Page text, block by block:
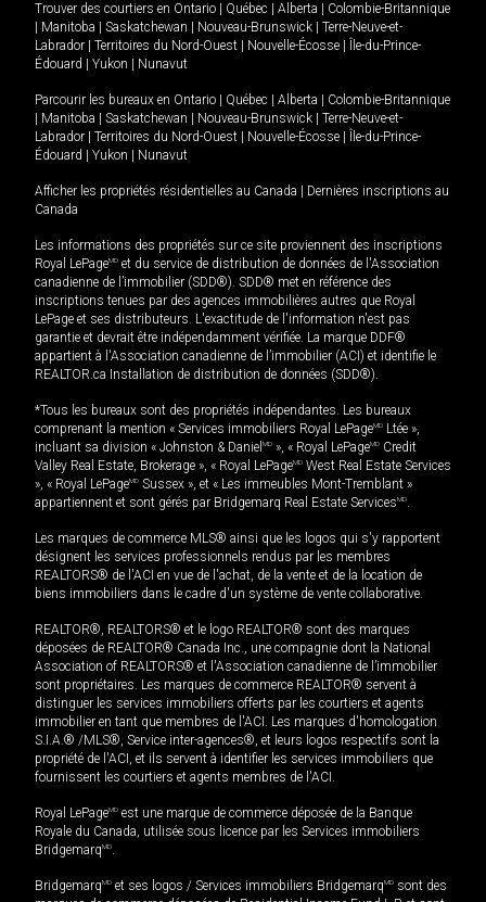
Trouver des courtiers en Ontario Québec Alberta
Colombie-Britannique
Manitoba Saskatchewan Nouveau-Brunswick
Terre-Neuve-et-
Labrador
Territoires du Nord-Ouest Nouvelle-Écosse
Île-du-Prince-
Édouard
Yukon Nunavut
Parcourir les bureaux en Ontario Québec Alberta
Colombie-Britannique
Manitoba Saskatchewan Nouveau-Brunswick
Terre-Neuve-et-
Labrador
Territoires du Nord-Ouest Nouvelle-Écosse
Île-du-Prince-
Édouard
Yukon Nunavut
Afficher les propriétés résidentielles au Canada
Dernières inscriptions au
Canada
Les informations des propriétés sur ce site proviennent des inscriptions
Royal LePageMD et du service de distribution de données de l'Association
canadienne de l’immobilier (SDD®). SDD® met en référence des
inscriptions tenues par des agences immobilières autres que Royal
LePage et ses distributeurs. L'exactitude de l'information n'est pas
garantie et devrait être indépendamment vérifiée. La marque DDF®
appartient à l'Association canadienne de l’immobilier (ACI) et identifie le
REALTOR.ca Installation de distribution de données (SDD®).
*Tous les bureaux sont des propriétés indépendantes. Les bureaux
comprenant la mention « Services immobiliers Royal LePageMD Ltée »,
incluant sa division « Johnston & Daniel MD », « Royal LePageMD Credit
Valley Real Estate, Brokerage », « Royal LePageMD West Real Estate Services
», « Royal LePageMD Sussex », et « Les immeubles Mont-Tremblant »
appartiennent et sont gérés par Bridgemarq Real Estate ServicesMD.
Les marques de commerce MLS® ainsi que les logos qui s'y rapportent
désignent les services professionnels rendus par les membres
REALTORS® de l'ACI en vue de l'achat, de la vente et de la location de
biens immobiliers dans le cadre d'un système de vente collaborative.
REALTOR®, REALTORS® et le logo REALTOR® sont des marques
déposées de REALTOR® Canada Inc., une compagnie dont la National
Association of REALTORS® et l'Association canadienne de l’immobilier
sont propriétaires. Les marques de commerce REALTOR® servent à
distinguer les services immobiliers offerts par les courtiers et agents
immobilier en tant que membres de l'ACI. Les marques d'homologation
S.I.A.® /MLS®, Service inter-agences®, et leurs logos respectifs sont la
propriété de l'ACI, et ils servent à identifier les services immobiliers que
fournissent les courtiers et agents membres de l'ACI.
Royal LePageMD est une marque de commerce déposée de la Banque
Royale du Canada, utilisée sous licence par les Services immobiliers
BridgemarqMD.
BridgemarqMD et ses logos / Services immobiliers BridgemarqMD sont des